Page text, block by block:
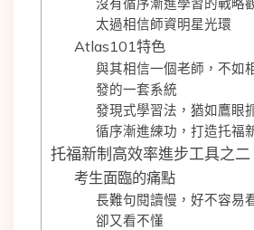
太過相信師資明星光環
Atlas101特色
與其相信一個老師，不如
發的一套系統
發現式學習法，猶如鷹眼
循序漸進練功，打造托福
托福新制高效率進步工具之二
考生面臨的痛點
長難句閱讀慢，好不容易
卻又看不懂